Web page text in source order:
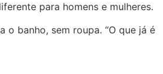
para homens e mulheres.
o banho, sem roupa. “O que já é